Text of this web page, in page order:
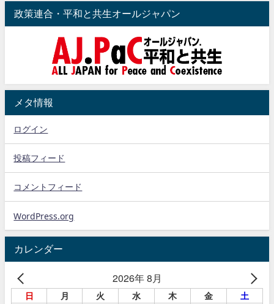
政策連合・平和と共生オールジャパン
メタ情報
ログイン
投稿フィード
コメントフィード
WordPress.org
カレンダー
2026年 8月
日 月 火 水 木 金 土